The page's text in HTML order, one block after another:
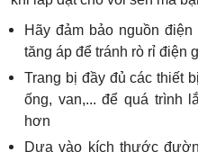
Hãy đảm bảo nguồn
tăng áp để tránh rò rỉ điện
Trang bị đầy đủ các thiết
ống, van,... để quá trình
hơn
Dựa vào kích thước